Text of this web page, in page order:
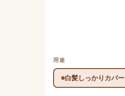
用途
白髪しっかりカバー